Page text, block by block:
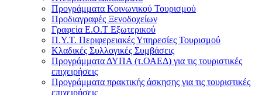
Προγράμματα Κοινωνικού Τουρισμού
Προδιαγραφές Ξενοδοχείων
Γραφεία Ε.Ο.Τ Εξωτερικού
Π.Υ.Τ. Περιφερειακές Υπηρεσίες Τουρισμού
Κλαδικές Συλλογικές Συμβάσεις
Προγράμματα ΔΥΠΑ (τ.ΟΑΕΔ) για τις τουριστικές
επιχειρήσεις
Προγράμματα πρακτικής άσκησης για τις τουριστικές
επιχειρήσεις